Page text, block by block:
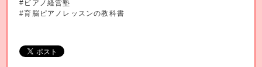
#ピアノ経営塾
#育脳ピアノレッスンの教科書